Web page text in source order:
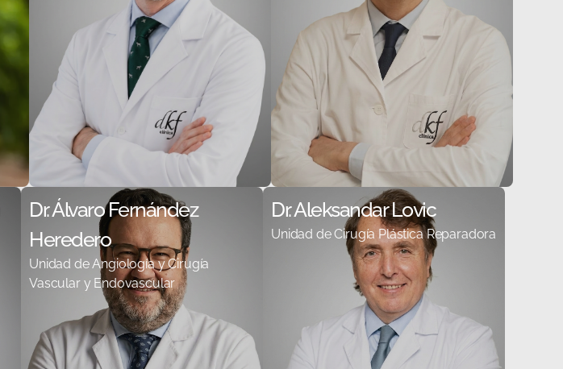
Dr. Álvaro Fernández
Heredero
Unidad de Angiología y Cirugía
Vascular y Endovascular
Dr. Aleksandar Lovic
Unidad de Cirugía Plástica Reparadora